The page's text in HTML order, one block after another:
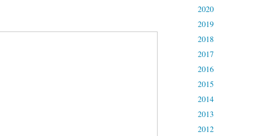
2020
2019
2018
2017
2016
2015
2014
2013
2012